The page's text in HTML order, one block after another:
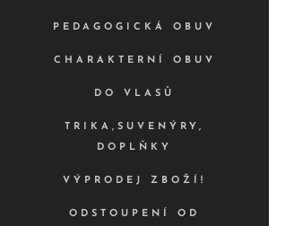
PEDAGOGICKÁ OBUV
CHARAKTERNÍ OBUV
DO VLASŮ
TRIKA,SUVENÝRY,
DOPLŇKY
VÝPRODEJ ZBOŽÍ!
ODSTOUPENÍ OD